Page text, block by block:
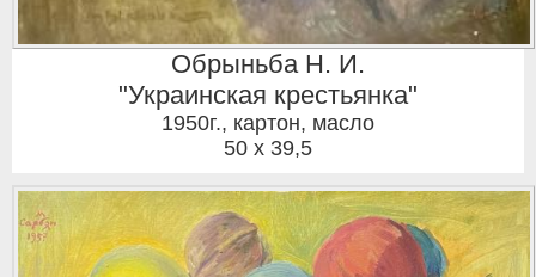
Обрыньба Н. И.
"Украинская крестьянка"
1950г., картон, масло
50 x 39,5